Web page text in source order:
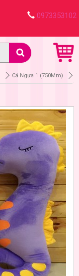
0973353102
Cá Ngựa 1 (750Mm)